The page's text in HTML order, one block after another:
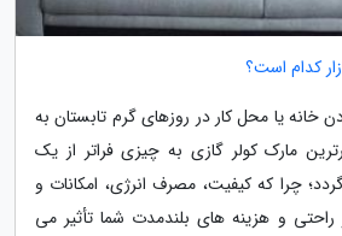
کدام است؟
یا محل کار در روزهای گرم تابستان به
مارک کولر گازی به چیزی فراتر از یک
چرا که کیفیت، مصرف انرژی، امکانات و
راحتی و هزینه های بلندمدت شما تأثیر می